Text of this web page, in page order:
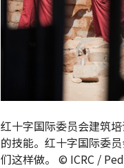
红十字国际委员会建筑
的技能。红十字国际委
们这样做。 © ICRC /